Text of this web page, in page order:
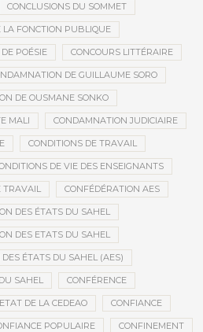
CONCLUSIONS DU SOMMET
LA FONCTION PUBLIQUE
POÉSIE CONCOURS LITTÉRAIRE
DE GUILLAUME SORO
DE OUSMANE SONKO
MALI CONDAMNATION JUDICIAIRE
CONDITIONS DE TRAVAIL
DE VIE DES ENSEIGNANTS
TRAVAIL CONFÉDÉRATION AES
DES ÉTATS DU SAHEL
DES ETATS DU SAHEL
ÉTATS DU SAHEL (AES)
SAHEL CONFÉRENCE
DE LA CEDEAO CONFIANCE
POPULAIRE CONFINEMENT